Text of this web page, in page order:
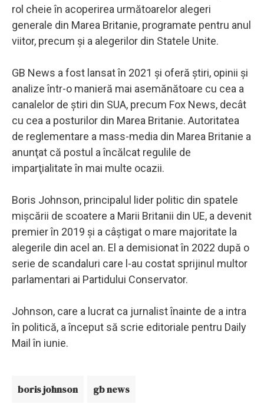
rol cheie în acoperirea următoarelor alegeri
generale din Marea Britanie, programate pentru anul
viitor, precum şi a alegerilor din Statele Unite.
GB News a fost lansat în 2021 şi oferă ştiri, opinii şi
analize într-o manieră mai asemănătoare cu cea a
canalelor de ştiri din SUA, precum Fox News, decât
cu cea a posturilor din Marea Britanie. Autoritatea
de reglementare a mass-media din Marea Britanie a
anunţat că postul a încălcat regulile de
imparţialitate în mai multe ocazii.
Boris Johnson, principalul lider politic din spatele
mişcării de scoatere a Marii Britanii din UE, a devenit
premier în 2019 şi a câştigat o mare majoritate la
alegerile din acel an. El a demisionat în 2022 după o
serie de scandaluri care l-au costat sprijinul multor
parlamentari ai Partidului Conservator.
Johnson, care a lucrat ca jurnalist înainte de a intra
în politică, a început să scrie editoriale pentru Daily
Mail în iunie.
boris johnson gb news